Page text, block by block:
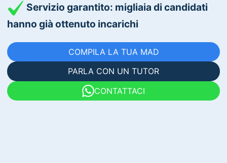
Servizio garantito: migliaia di candidati
hanno già ottenuto incarichi
COMPILA LA TUA MAD
PARLA CON UN TUTOR
CONTATTACI